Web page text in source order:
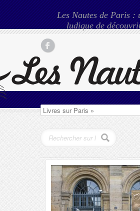
Les Nautes de Paris :
ludique de